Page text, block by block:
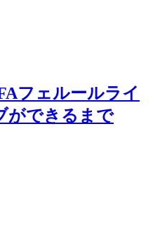
フェルールライ
ができるまで